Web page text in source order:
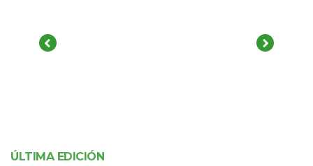
ÚLTIMA EDICIÓN